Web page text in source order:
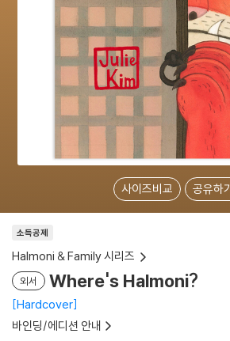
사이즈비교 공유하기
소득공제
Halmoni & Family 시리즈
외서 Where's Halmoni?
Hardcover
바인딩/에디션 안내